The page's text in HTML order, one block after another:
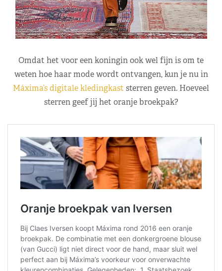
Omdat het voor een koningin ook wel fijn is om te
weten hoe haar mode wordt ontvangen, kun je nu in
Máxima’s digitale kledingkast sterren geven. Hoeveel
sterren geef jij het oranje broekpak?